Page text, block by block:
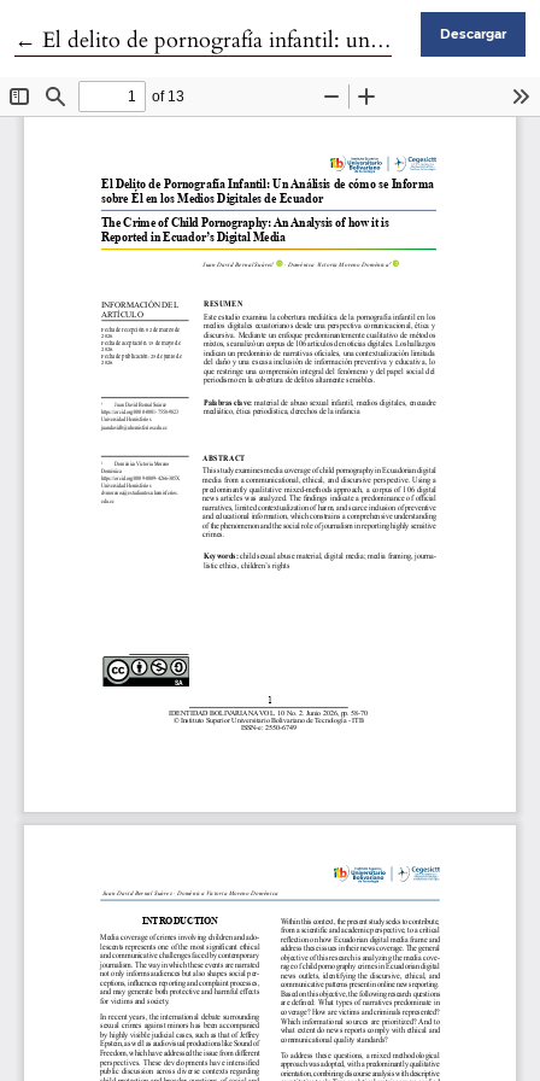
← Volver a los detalles del artículo
El delito de pornografía infantil: un análisis de cómo se informa sobre él en los medios digitales de Ecuador Descargar